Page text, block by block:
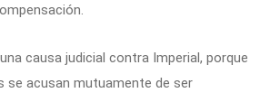
causa judicial contra Imperial, porque
se acusan mutuamente de ser